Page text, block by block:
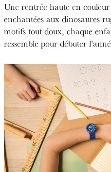
Une rentrée haute en
enchantées aux dinosaures
motifs tout doux, chaque
ressemble pour débuter